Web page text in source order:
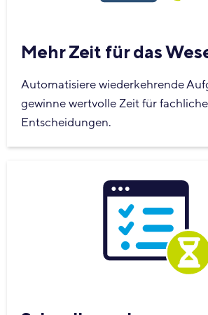
Mehr Zeit für das
Automatisiere wiederkehrende
gewinne wertvolle Zeit für
Entscheidungen.